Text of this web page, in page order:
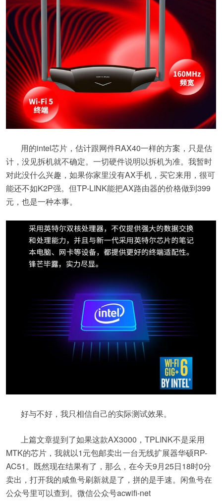
用的intel芯片，估计跟网件RAX40一样的方案，只是估
计，没见拆机就不确定。一切硬件说明以拆机为准。我暂时
对此没什么兴趣，如果你家里没有AX手机，买它来用，很可
能还不如K2P强。但TP-LINK能把AX路由器的价格做到399
元，也是一种本事。
好与不好，我只相信自己的实际测试效果。
上篇文章提到了如果这款AX3000，TPLINK不是采用
MTK的芯片，我就以1元包邮卖出一台无线扩展器华硕RP-
AC51。既然现在结果有了，那么，在今天9月25日18时0分
卖出，打开我的咸鱼号刷新就是了，拼的是手速。闲鱼号在
公众号里可以查到。微信公众号acwifi-net